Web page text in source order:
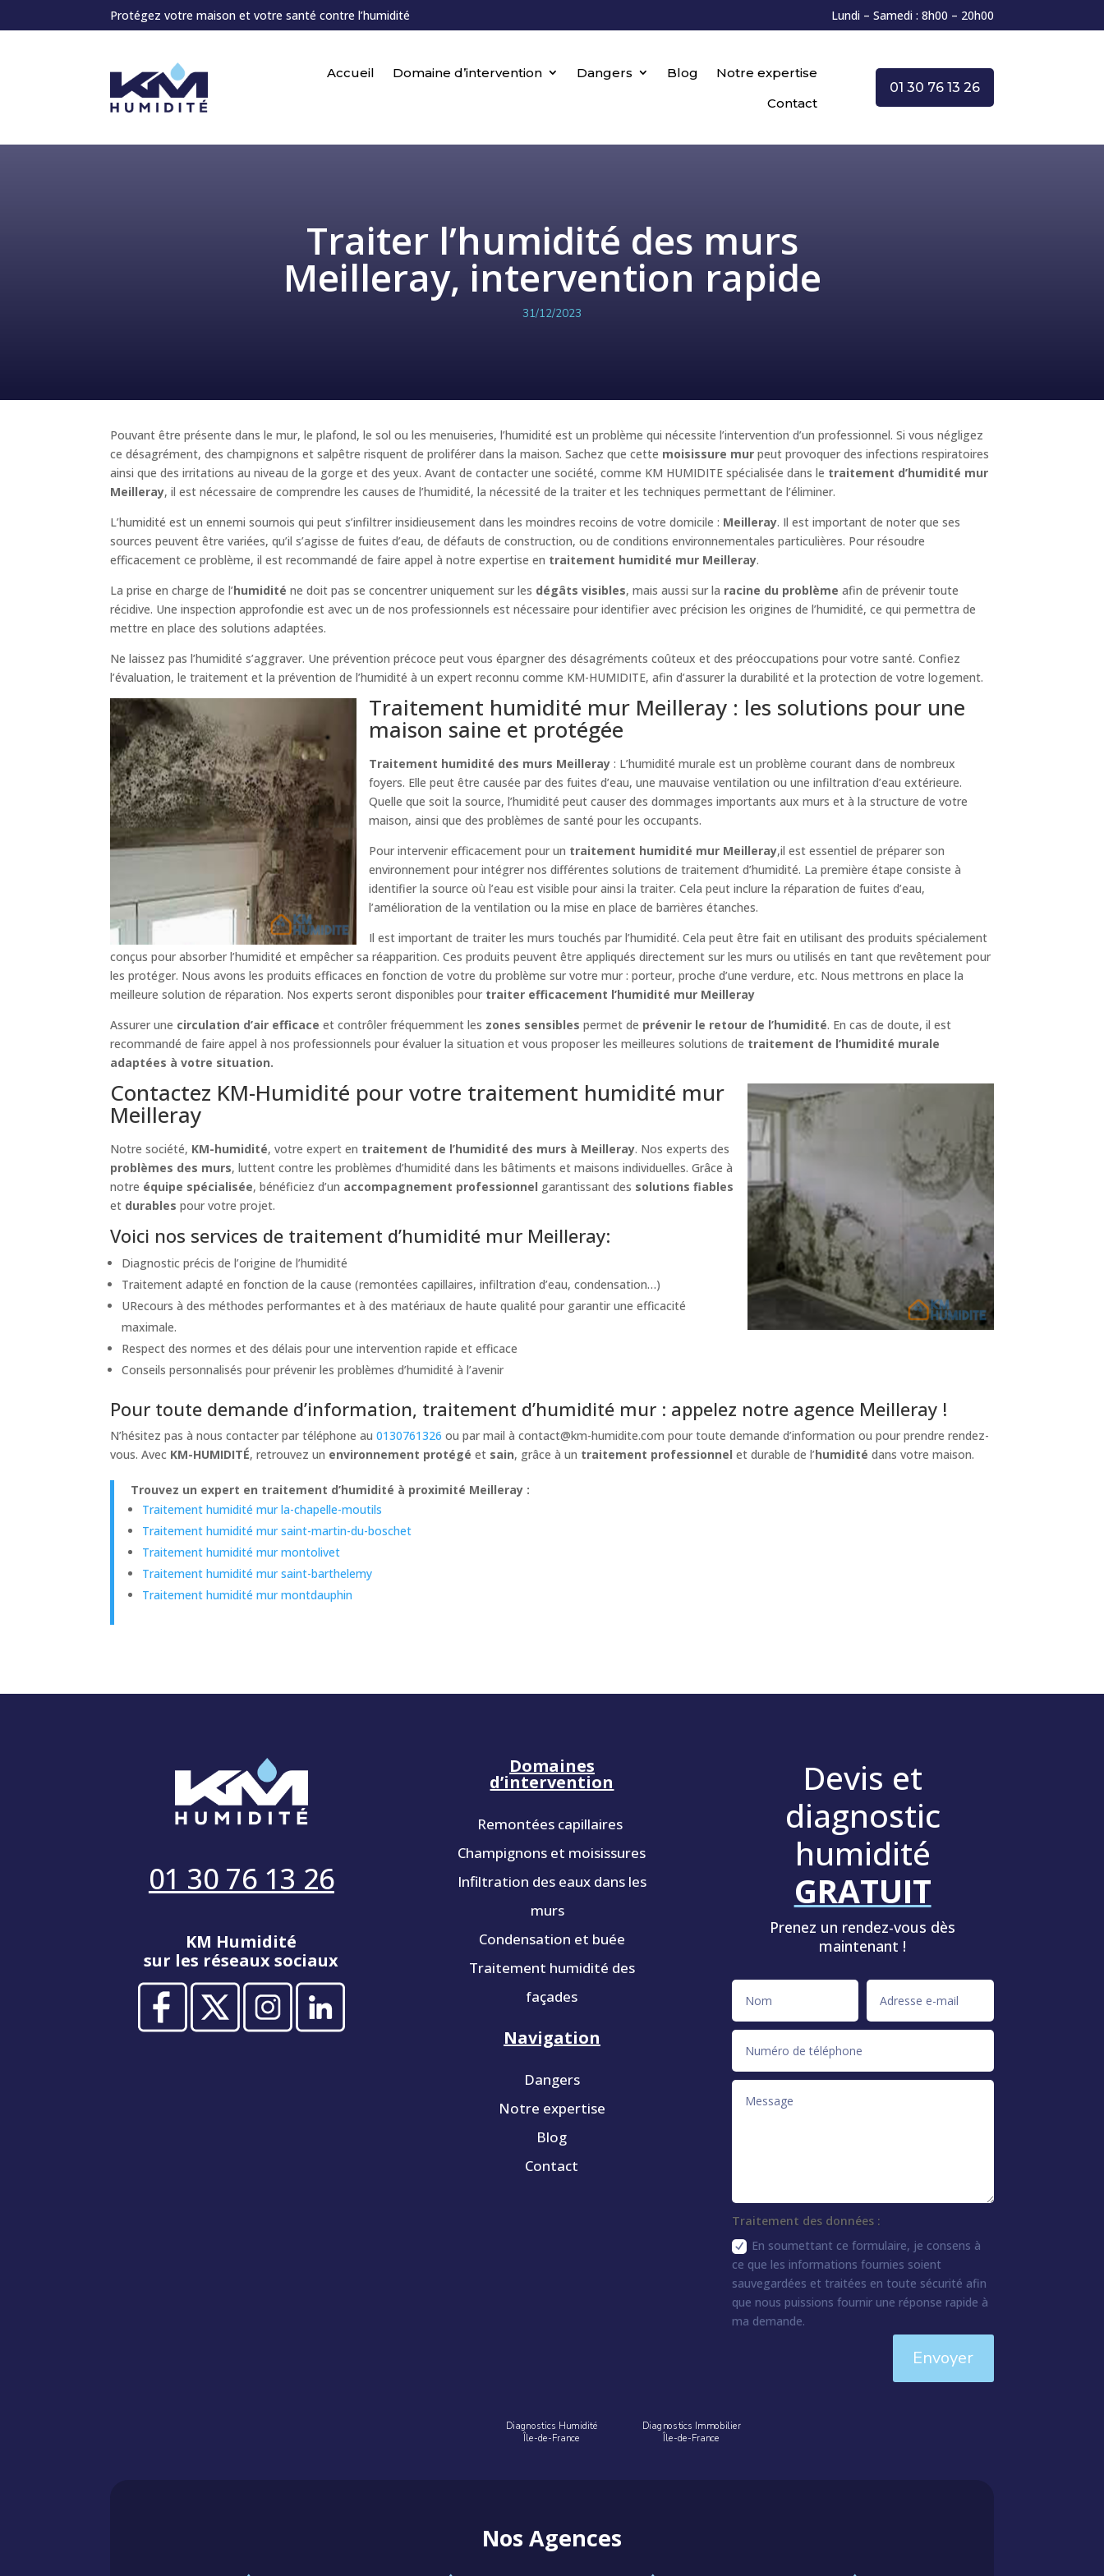
Protégez votre maison et votre santé contre l’humidité Lundi – Samedi : 8h00 – 20h00
Accueil Domaine d’intervention Dangers Blog
Notre expertise
Contact
01 30 76 13 26
Traiter l’humidité des murs
Meilleray, intervention rapide
31/12/2023
Pouvant être présente dans le mur, le plafond, le sol ou les menuiseries, l’humidité est un problème qui nécessite l’intervention d’un professionnel. Si vous négligez
ce désagrément, des champignons et salpêtre risquent de proliférer dans la maison. Sachez que cette moisissure mur peut provoquer des infections respiratoires
ainsi que des irritations au niveau de la gorge et des yeux. Avant de contacter une société, comme KM HUMIDITE spécialisée dans le traitement d’humidité mur
Meilleray, il est nécessaire de comprendre les causes de l’humidité, la nécessité de la traiter et les techniques permettant de l’éliminer.
L’humidité est un ennemi sournois qui peut s’infiltrer insidieusement dans les moindres recoins de votre domicile : Meilleray. Il est important de noter que ses
sources peuvent être variées, qu’il s’agisse de fuites d’eau, de défauts de construction, ou de conditions environnementales particulières. Pour résoudre
efficacement ce problème, il est recommandé de faire appel à notre expertise en traitement humidité mur Meilleray.
La prise en charge de l’humidité ne doit pas se concentrer uniquement sur les dégâts visibles, mais aussi sur la racine du problème afin de prévenir toute
récidive. Une inspection approfondie est avec un de nos professionnels est nécessaire pour identifier avec précision les origines de l’humidité, ce qui permettra de
mettre en place des solutions adaptées.
Ne laissez pas l’humidité s’aggraver. Une prévention précoce peut vous épargner des désagréments coûteux et des préoccupations pour votre santé. Confiez
l’évaluation, le traitement et la prévention de l’humidité à un expert reconnu comme KM-HUMIDITE, afin d’assurer la durabilité et la protection de votre logement.
Traitement humidité mur Meilleray : les solutions pour une
maison saine et protégée
Traitement humidité des murs Meilleray : L’humidité murale est un problème courant dans de nombreux
foyers. Elle peut être causée par des fuites d’eau, une mauvaise ventilation ou une infiltration d’eau extérieure.
Quelle que soit la source, l’humidité peut causer des dommages importants aux murs et à la structure de votre
maison, ainsi que des problèmes de santé pour les occupants.
Pour intervenir efficacement pour un traitement humidité mur Meilleray,il est essentiel de préparer son
environnement pour intégrer nos différentes solutions de traitement d’humidité. La première étape consiste à
identifier la source où l’eau est visible pour ainsi la traiter. Cela peut inclure la réparation de fuites d’eau,
l’amélioration de la ventilation ou la mise en place de barrières étanches.
Il est important de traiter les murs touchés par l’humidité. Cela peut être fait en utilisant des produits spécialement
conçus pour absorber l’humidité et empêcher sa réapparition. Ces produits peuvent être appliqués directement sur les murs ou utilisés en tant que revêtement pour
les protéger. Nous avons les produits efficaces en fonction de votre du problème sur votre mur : porteur, proche d’une verdure, etc. Nous mettrons en place la
meilleure solution de réparation. Nos experts seront disponibles pour traiter efficacement l’humidité mur Meilleray
Assurer une circulation d’air efficace et contrôler fréquemment les zones sensibles permet de prévenir le retour de l’humidité. En cas de doute, il est
recommandé de faire appel à nos professionnels pour évaluer la situation et vous proposer les meilleures solutions de traitement de l’humidité murale
adaptées à votre situation.
Contactez KM-Humidité pour votre traitement humidité mur
Meilleray
Notre société, KM-humidité, votre expert en traitement de l’humidité des murs à Meilleray. Nos experts des
problèmes des murs, luttent contre les problèmes d’humidité dans les bâtiments et maisons individuelles. Grâce à
notre équipe spécialisée, bénéficiez d’un accompagnement professionnel garantissant des solutions fiables
et durables pour votre projet.
Voici nos services de traitement d’humidité mur Meilleray:
Diagnostic précis de l’origine de l’humidité
Traitement adapté en fonction de la cause (remontées capillaires, infiltration d’eau, condensation…)
URecours à des méthodes performantes et à des matériaux de haute qualité pour garantir une efficacité
maximale.
Respect des normes et des délais pour une intervention rapide et efficace
Conseils personnalisés pour prévenir les problèmes d’humidité à l’avenir
Pour toute demande d’information, traitement d’humidité mur : appelez notre agence Meilleray !
N’hésitez pas à nous contacter par téléphone au0130761326 ou par mail àcontact@km-humidite.com pour toute demande d’information ou pour prendre rendez-
vous. Avec KM-HUMIDITÉ, retrouvez un environnement protégé et sain, grâce à un traitement professionnel et durable de l’humidité dans votre maison.
Trouvez un expert en traitement d’humidité à proximité Meilleray :
Traitement humidité mur la-chapelle-moutils
Traitement humidité mur saint-martin-du-boschet
Traitement humidité mur montolivet
Traitement humidité mur saint-barthelemy
Traitement humidité mur montdauphin
01 30 76 13 26
KM Humidité
sur les réseaux sociaux
Domaines
d’intervention
Remontées capillaires
Champignons et moisissures
Infiltration des eaux dans les
murs
Condensation et buée
Traitement humidité des
façades
Navigation
Dangers
Notre expertise
Blog
Contact
Devis et
diagnostic
humidité
GRATUIT
Prenez un rendez-vous dès
maintenant !
Traitement des données :
En soumettant ce formulaire, je consens à
ce que les informations fournies soient
sauvegardées et traitées en toute sécurité afin
que nous puissions fournir une réponse rapide à
ma demande.
Envoyer
Diagnostics Humidité
Île-de-France
Diagnostics Immobilier
Île-de-France
Nos Agences